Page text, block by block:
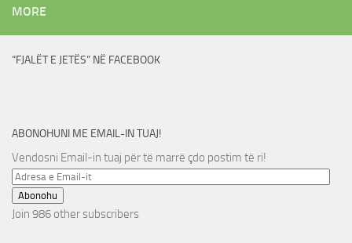
MORE
“FJALËT E JETËS” NË FACEBOOK
ABONOHUNI ME EMAIL-IN TUAJ!
Vendosni Email-in tuaj për të marrë çdo postim të ri!
Adresa
e
Email-
Abonohu
Join 986 other subscribers